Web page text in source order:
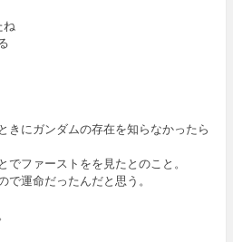
ね
きにガンダムの存在を知らなかったら
ファーストをを見たとのこと。
運命だったんだと思う。